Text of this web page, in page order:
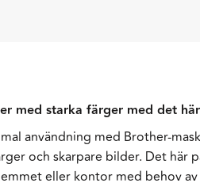
med starka färger med det
användning med Brother-
och skarpare bilder. Det
eller kontor med behov